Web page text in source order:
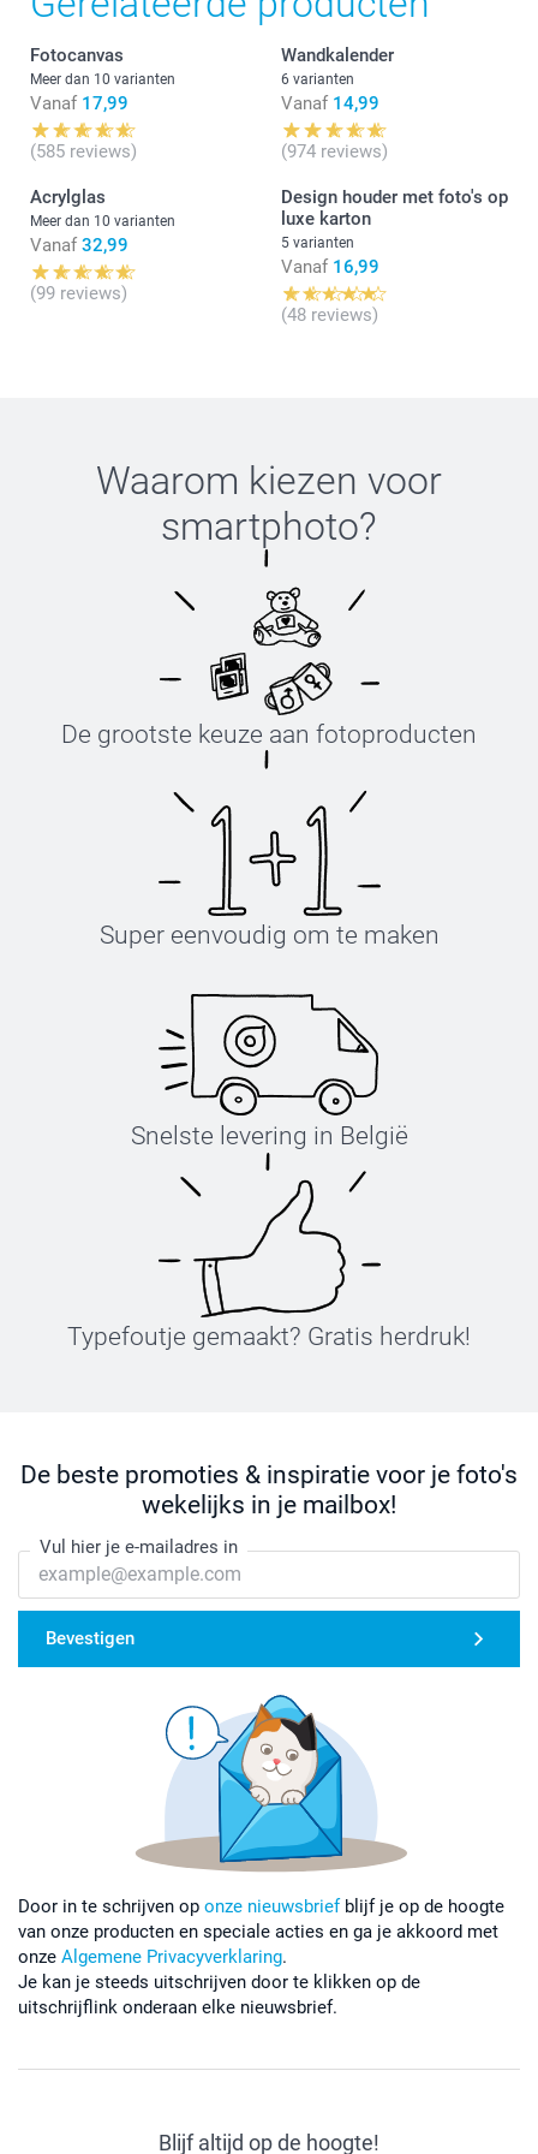
met hun fotocreaties. Geniet ervan!
Vriendelijke groeten,
Chana @smartphoto
Fotocanvas
Meer dan 10 varianten
Vanaf 17,99
(585 reviews)
Wandkalender
6 varianten
Vanaf 14,99
(974 reviews)
Acrylglas
Meer dan 10 varianten
Vanaf 32,99
(99 reviews)
Design houder met foto's op
luxe karton
5 varianten
Vanaf 16,99
(48 reviews)
Waarom kiezen voor
smartphoto?
De grootste keuze aan fotoproducten
Super eenvoudig om te maken
Snelste levering in België
Typefoutje gemaakt? Gratis herdruk!
De beste promoties & inspiratie voor je foto's
wekelijks in je mailbox!
Vul hier je e-mailadres in
Bevestigen
Door in te schrijven op onze nieuwsbriefblijf je op de hoogte
van onze producten en speciale acties en ga je akkoord met
onze Algemene Privacyverklaring.
Je kan je steeds uitschrijven door te klikken op de
uitschrijflink onderaan elke nieuwsbrief.
Blijf altijd op de hoogte!